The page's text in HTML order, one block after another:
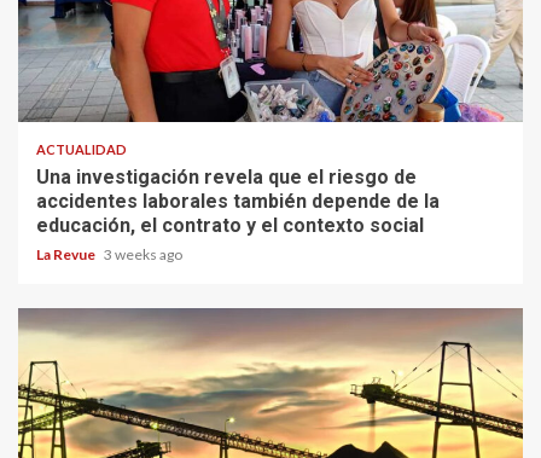
ACTUALIDAD
Una investigación revela que el riesgo de
accidentes laborales también depende de la
educación, el contrato y el contexto social
La Revue 3 weeks ago